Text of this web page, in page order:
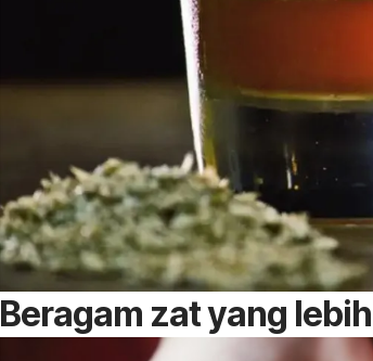
Beragam zat yang